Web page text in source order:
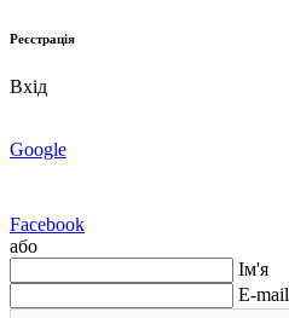
Реєстрація
Вхід
Google
Facebook
або
Ім'я
E-mail